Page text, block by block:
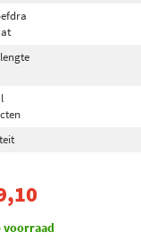
voorraad